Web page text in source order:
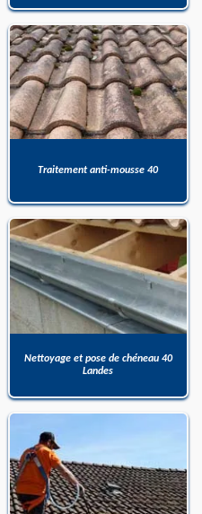
Traitement anti-mousse 40
Nettoyage et pose de chéneau 40
Landes